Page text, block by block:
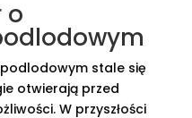
o
stale się
otwierają przed
W przyszłości